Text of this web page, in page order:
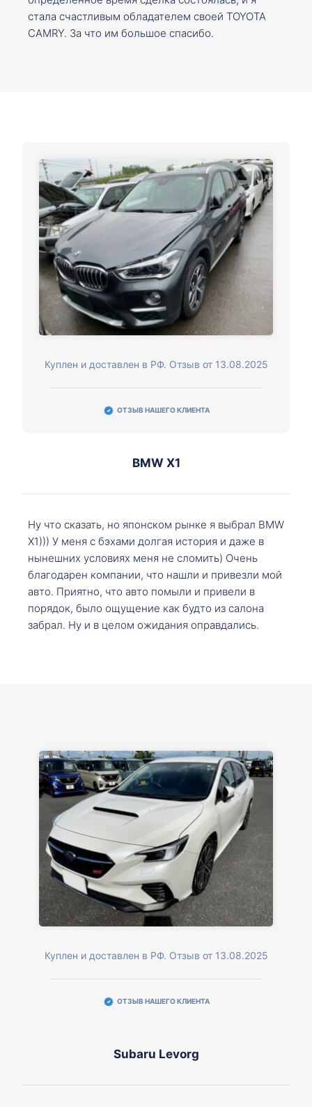
стала счастливым обладателем своей TOYOTA
CAMRY. За что им большое спасибо.
Куплен и доставлен в РФ. Отзыв от 13.08.2025
ОТЗЫВ НАШЕГО КЛИЕНТА
BMW X1
Ну что сказать, но японском рынке я выбрал BMW
X1))) У меня с бэхами долгая история и даже в
нынешних условиях меня не сломить) Очень
благодарен компании, что нашли и привезли мой
авто. Приятно, что авто помыли и привели в
порядок, было ощущение как будто из салона
забрал. Ну и в целом ожидания оправдались.
Куплен и доставлен в РФ. Отзыв от 13.08.2025
ОТЗЫВ НАШЕГО КЛИЕНТА
Subaru Levorg